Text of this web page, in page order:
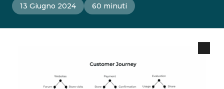
13 Giugno 2024 60 minuti